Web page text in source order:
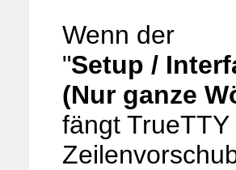
Wenn der
"Setup /
(Nur ganze
fängt